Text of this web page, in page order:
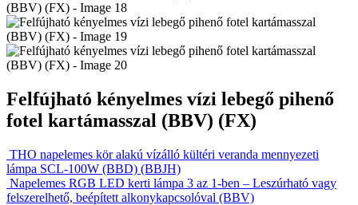
Felfújható kényelmes vízi lebegő pihenő
fotel kartámasszal (BBV) (FX)
THO napelemes kör alakú vízálló kültéri veranda mennyezeti
lámpa SCL-100W (BBD) (BBJH)
Napelemes RGB LED kerti lámpa 3 az 1-ben – Leszúrható vagy
felszerelhető, beépített alkonykapcsolóval (BBV)